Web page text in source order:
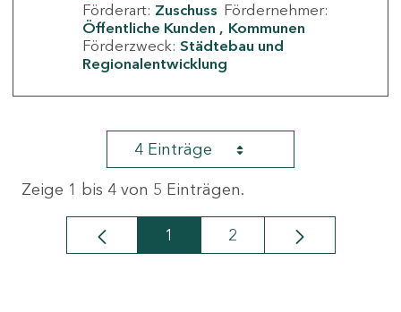
Förderart: Zuschuss Fördernehmer:
Öffentliche Kunden
Kommunen
Förderzweck: Städtebau und
Regionalentwicklung
4 Einträge
Zeige 1 bis 4 von 5 Einträgen.
Seite
1 Seite
2